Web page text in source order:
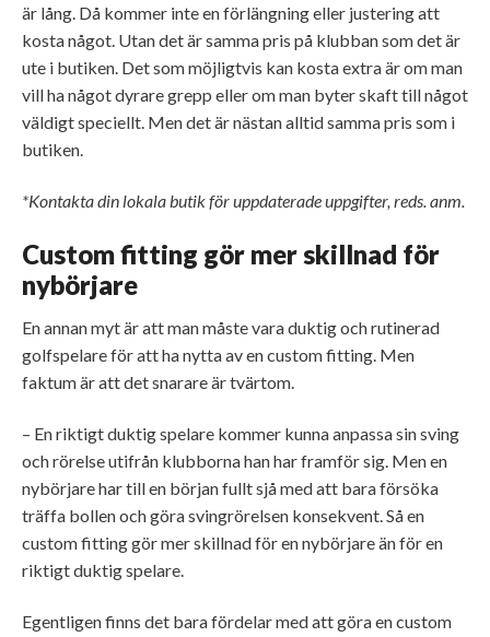
är lång. Då kommer inte en förlängning eller justering att
kosta något. Utan det är samma pris på klubban som det är
ute i butiken. Det som möjligtvis kan kosta extra är om man
vill ha något dyrare grepp eller om man byter skaft till något
väldigt speciellt. Men det är nästan alltid samma pris som i
butiken.
*Kontakta din lokala butik för uppdaterade uppgifter, reds. anm.
Custom fitting gör mer skillnad för
nybörjare
En annan myt är att man måste vara duktig och rutinerad
golfspelare för att ha nytta av en custom fitting. Men
faktum är att det snarare är tvärtom.
– En riktigt duktig spelare kommer kunna anpassa sin sving
och rörelse utifrån klubborna han har framför sig. Men en
nybörjare har till en början fullt sjå med att bara försöka
träffa bollen och göra svingrörelsen konsekvent. Så en
custom fitting gör mer skillnad för en nybörjare än för en
riktigt duktig spelare.
Egentligen finns det bara fördelar med att göra en custom